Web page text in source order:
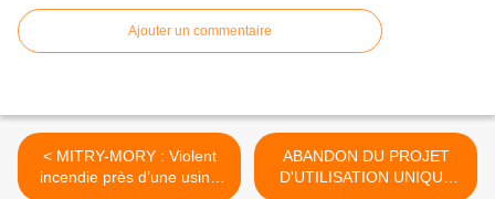
Ajouter un commentaire
< MITRY-MORY : Violent
incendie près d’une usine
ABANDON DU PROJET
D'UTILISATION UNIQUE